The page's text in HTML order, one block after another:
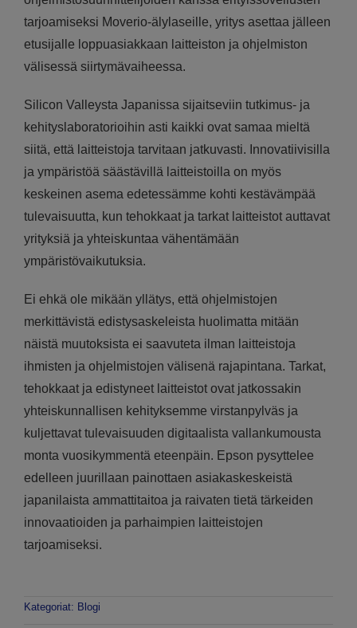
tarjoamiseksi Moverio-älylaseille, yritys asettaa jälleen
etusijalle loppuasiakkaan laitteiston ja ohjelmiston
välisessä siirtymävaiheessa.
Silicon Valleysta Japanissa sijaitseviin tutkimus- ja
kehityslaboratorioihin asti kaikki ovat samaa mieltä
siitä, että laitteistoja tarvitaan jatkuvasti. Innovatiivisilla
ja ympäristöä säästävillä laitteistoilla on myös
keskeinen asema edetessämme kohti kestävämpää
tulevaisuutta, kun tehokkaat ja tarkat laitteistot auttavat
yrityksiä ja yhteiskuntaa vähentämään
ympäristövaikutuksia.
Ei ehkä ole mikään yllätys, että ohjelmistojen
merkittävistä edistysaskeleista huolimatta mitään
näistä muutoksista ei saavuteta ilman laitteistoja
ihmisten ja ohjelmistojen välisenä rajapintana. Tarkat,
tehokkaat ja edistyneet laitteistot ovat jatkossakin
yhteiskunnallisen kehityksemme virstanpylväs ja
kuljettavat tulevaisuuden digitaalista vallankumousta
monta vuosikymmentä eteenpäin. Epson pysyttelee
edelleen juurillaan painottaen asiakaskeskeistä
japanilaista ammattitaitoa ja raivaten tietä tärkeiden
innovaatioiden ja parhaimpien laitteistojen
tarjoamiseksi.
Kategoriat: Blogi